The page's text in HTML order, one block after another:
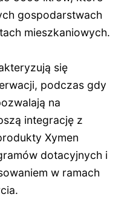
gospodarstwach
mieszkaniowych.
się
podczas gdy
na
integrację z
Xymen
dotacyjnych i
w ramach